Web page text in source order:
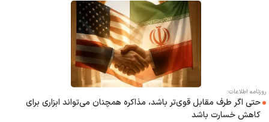
پابرجاست و دامنه این اختلافات نیز محدود نیست.
روزنامه اطلاعات:
حتی اگر طرف مقابل قوی‌تر باشد، مذاکره همچنان می‌تواند ابزاری برای
کاهش خسارت باشد